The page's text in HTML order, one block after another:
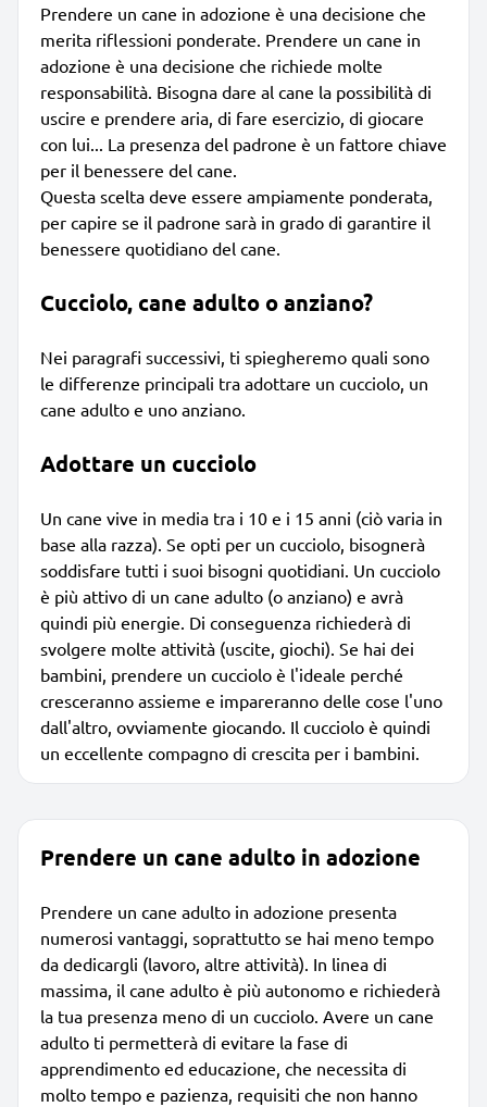
Prendere un cane in adozione è una decisione che
merita riflessioni ponderate. Prendere un cane in
adozione è una decisione che richiede molte
responsabilità. Bisogna dare al cane la possibilità di
uscire e prendere aria, di fare esercizio, di giocare
con lui... La presenza del padrone è un fattore chiave
per il benessere del cane.
Questa scelta deve essere ampiamente ponderata,
per capire se il padrone sarà in grado di garantire il
benessere quotidiano del cane.
Cucciolo, cane adulto o anziano?
Nei paragrafi successivi, ti spiegheremo quali sono
le differenze principali tra adottare un cucciolo, un
cane adulto e uno anziano.
Adottare un cucciolo
Un cane vive in media tra i 10 e i 15 anni (ciò varia in
base alla razza). Se opti per un cucciolo, bisognerà
soddisfare tutti i suoi bisogni quotidiani. Un cucciolo
è più attivo di un cane adulto (o anziano) e avrà
quindi più energie. Di conseguenza richiederà di
svolgere molte attività (uscite, giochi). Se hai dei
bambini, prendere un cucciolo è l'ideale perché
cresceranno assieme e impareranno delle cose l'uno
dall'altro, ovviamente giocando. Il cucciolo è quindi
un eccellente compagno di crescita per i bambini.
Prendere un cane adulto in adozione
Prendere un cane adulto in adozione presenta
numerosi vantaggi, soprattutto se hai meno tempo
da dedicargli (lavoro, altre attività). In linea di
massima, il cane adulto è più autonomo e richiederà
la tua presenza meno di un cucciolo. Avere un cane
adulto ti permetterà di evitare la fase di
apprendimento ed educazione, che necessita di
molto tempo e pazienza, requisiti che non hanno